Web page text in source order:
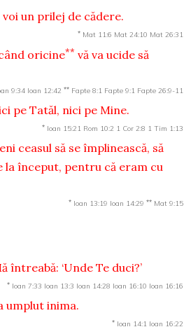
un prilej de cădere.
* Mat 11:6 Mat 24:10 Mat 26:31
oricine** vă va ucide să
9:34 Ioan 12:42 ** Fapte 8:1 Fapte 9:1 Fapte 26:9-11
pe Tatăl, nici pe Mine.
* Ioan 15:21 Rom 10:2 1 Cor 2:8 1 Tim 1:13
ceasul să se împlinească, să
la început, pentru că eram cu
* Ioan 13:19 Ioan 14:29 ** Mat 9:15
‘Unde Te duci?’
* Ioan 7:33 Ioan 13:3 Ioan 14:28 Ioan 16:10 Ioan 16:16
umplut inima.
* Ioan 14:1 Ioan 16:22